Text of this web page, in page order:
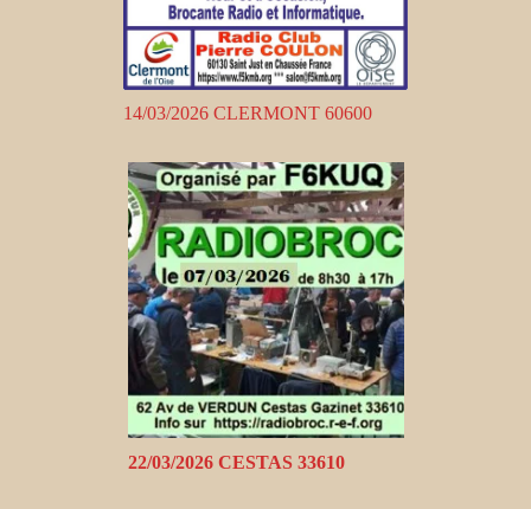
14/03/2026 CLERMONT 60600
22/03/2026 CESTAS 33610